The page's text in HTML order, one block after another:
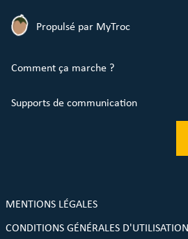
Propulsé par MyTroc
Comment ça marche ?
Supports de communication
MENTIONS LÉGALES
CONDITIONS GÉNÉRALES D'UTILISATION